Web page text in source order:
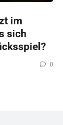
im
sich
0